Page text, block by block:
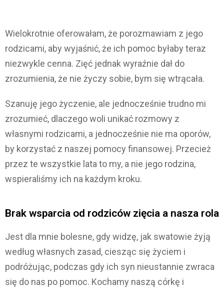
Wielokrotnie oferowałam, że porozmawiam z jego
rodzicami, aby wyjaśnić, że ich pomoc byłaby teraz
niezwykle cenna. Zięć jednak wyraźnie dał do
zrozumienia, że nie życzy sobie, bym się wtrącała.
Szanuję jego życzenie, ale jednocześnie trudno mi
zrozumieć, dlaczego woli unikać rozmowy z
własnymi rodzicami, a jednocześnie nie ma oporów,
by korzystać z naszej pomocy finansowej. Przecież
przez te wszystkie lata to my, a nie jego rodzina,
wspieraliśmy ich na każdym kroku.
Brak wsparcia od rodziców zięcia a nasza rola
Jest dla mnie bolesne, gdy widzę, jak swatowie żyją
według własnych zasad, ciesząc się życiem i
podróżując, podczas gdy ich syn nieustannie zwraca
się do nas po pomoc. Kochamy naszą córkę i